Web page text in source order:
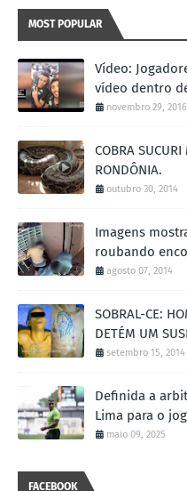
MOST POPULAR
Vídeo:
vídeo dentro
novembro 29, 2016
COBRA
RONDÔNIA.
outubro 30, 2014
Imagens
roubando
agosto 07, 2014
SOBRAL-CE:
DETÉM UM
setembro 15, 2014
Definida a
Lima para o
maio 09, 2025
FACEBOOK